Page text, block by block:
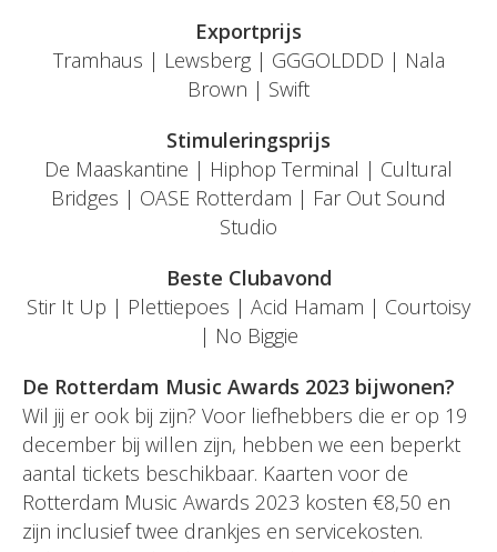
Exportprijs
Tramhaus | Lewsberg | GGGOLDDD | Nala
Brown | Swift
Stimuleringsprijs
De Maaskantine | Hiphop Terminal | Cultural
Bridges | OASE Rotterdam | Far Out Sound
Studio
Beste Clubavond
Stir It Up | Plettiepoes | Acid Hamam | Courtoisy
| No Biggie
De Rotterdam Music Awards 2023 bijwonen?
Wil jij er ook bij zijn? Voor liefhebbers die er op 19
december bij willen zijn, hebben we een beperkt
aantal tickets beschikbaar. Kaarten voor de
Rotterdam Music Awards 2023 kosten €8,50 en
zijn inclusief twee drankjes en servicekosten.